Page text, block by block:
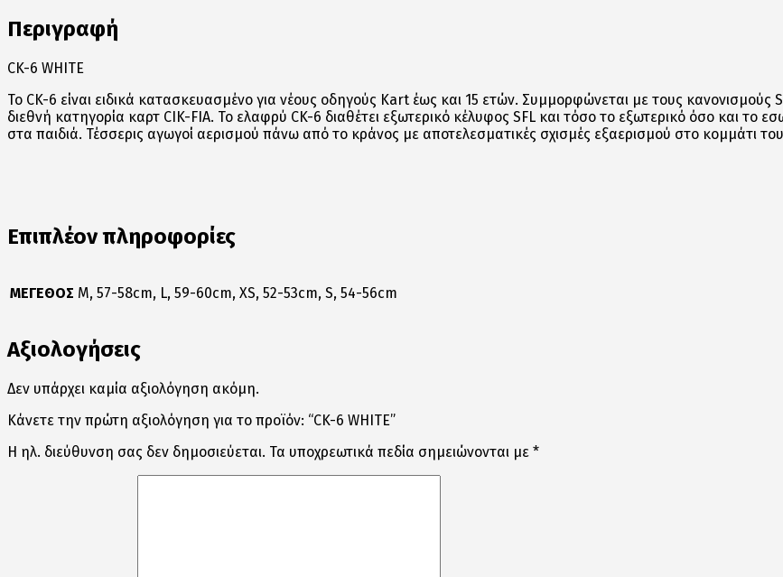
Περιγραφή
CK-6 WHITE
Το CK-6 είναι ειδικά κατασκευασμένο για νέους οδηγούς Kart έως και 15 ετών. Συμμορφώνεται με τους κανονισμούς
διεθνή κατηγορία καρτ CIK-FIA. Το ελαφρύ CK-6 διαθέτει εξωτερικό κέλυφος SFL και τόσο το εξωτερικό όσο και το
στα παιδιά. Τέσσερις αγωγοί αερισμού πάνω από το κράνος με αποτελεσματικές σχισμές εξαερισμού στο κομμάτι
Επιπλέον πληροφορίες
ΜΕΓΕΘΟΣ M, 57-58cm, L, 59-60cm, XS, 52-53cm, S, 54-56cm
Αξιολογήσεις
Δεν υπάρχει καμία αξιολόγηση ακόμη.
Κάνετε την πρώτη αξιολόγηση για το προϊόν: “CK-6 WHITE”
Η ηλ. διεύθυνση σας δεν δημοσιεύεται. Τα υποχρεωτικά πεδία σημειώνονται με *